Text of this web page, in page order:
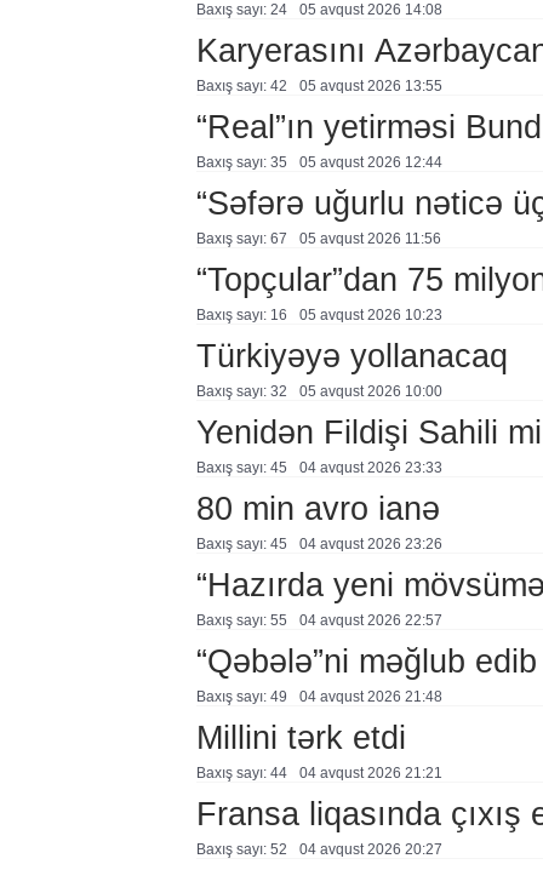
Baxış sayı: 24 05 avqust 2026 14:08
Karyerasını
Baxış sayı: 42 05 avqust 2026 13:55
“Real”ın yetirməsi
Baxış sayı: 35 05 avqust 2026 12:44
“Səfərə uğurlu nəticə
Baxış sayı: 67 05 avqust 2026 11:56
“Topçular”dan 75
Baxış sayı: 16 05 avqust 2026 10:23
Türkiyəyə yollanacaq
Baxış sayı: 32 05 avqust 2026 10:00
Yenidən Fildişi Sahili
Baxış sayı: 45 04 avqust 2026 23:33
80 min avro ianə
Baxış sayı: 45 04 avqust 2026 23:26
“Hazırda yeni
Baxış sayı: 55 04 avqust 2026 22:57
“Qəbələ”ni məğlub edib
Baxış sayı: 49 04 avqust 2026 21:48
Millini tərk etdi
Baxış sayı: 44 04 avqust 2026 21:21
Fransa liqasında çıxış
Baxış sayı: 52 04 avqust 2026 20:27